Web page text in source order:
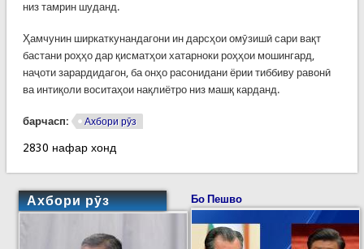
низ тамрин шуданд.
Ҳамчунин ширкаткунандагони ин дарсҳои омӯзишӣ сари вақт
бастани роҳҳо дар қисматҳои хатарноки роҳҳои мошингард,
наҷоти зарардидагон, ба онҳо расонидани ёрии тиббиву равонӣ
ва интиқоли воситаҳои нақлиётро низ машқ карданд.
барчасп: Ахбори рӯз
2830 нафар хонд
Ахбори рӯз Бо Пешво